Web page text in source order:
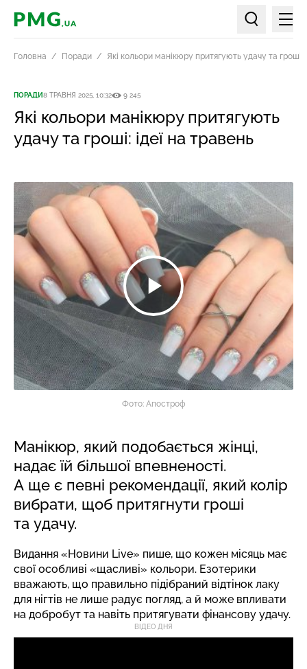
PMG.ua
Пошук по
Головна Поради Які кольори манікюру притягують удачу та гроші:
ПОРАДИ8 ТРАВНЯ 2025, 10:32 9 245
Які кольори манікюру притягують
удачу та гроші: ідеї на травень
Фото: Апостроф
Манікюр, який подобається жінці,
надає їй більшої впевненості.
А ще є певні рекомендації, який колір
вибрати, щоб притягнути гроші
та удачу.
Видання «Новини Live» пише, що кожен місяць має
свої особливі «щасливі» кольори. Езотерики
вважають, що правильно підібраний відтінок лаку
для нігтів не лише радує погляд, а й може впливати
на добробут та навіть притягувати фінансову удачу.
ВІДЕО ДНЯ